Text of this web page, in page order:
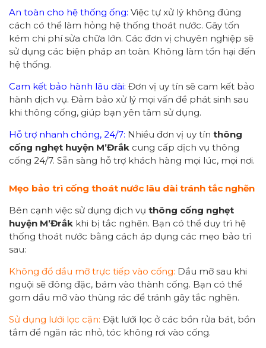
An toàn cho hệ thống ống: Việc tự xử lý không đúng
cách có thể làm hỏng hệ thống thoát nước. Gây tốn
kém chi phí sửa chữa lớn. Các đơn vị chuyên nghiệp sẽ
sử dụng các biện pháp an toàn. Không làm tổn hại đến
hệ thống.
Cam kết bảo hành lâu dài: Đơn vị uy tín sẽ cam kết bảo
hành dịch vụ. Đảm bảo xử lý mọi vấn đề phát sinh sau
khi thông cống, giúp bạn yên tâm sử dụng.
Hỗ trợ nhanh chóng, 24/7: Nhiều đơn vị uy tín thông
cống nghẹt huyện M’Đrắk cung cấp dịch vụ thông
cống 24/7. Sẵn sàng hỗ trợ khách hàng mọi lúc, mọi nơi.
Mẹo bảo trì cống thoát nước lâu dài tránh tắc nghẽn
Bên cạnh việc sử dụng dịch vụ thông cống nghẹt
huyện M’Đrắk khi bị tắc nghẽn. Bạn có thể duy trì hệ
thống thoát nước bằng cách áp dụng các mẹo bảo trì
sau:
Không đổ dầu mỡ trực tiếp vào cống: Dầu mỡ sau khi
nguội sẽ đông đặc, bám vào thành cống. Bạn có thể
gom dầu mỡ vào thùng rác để tránh gây tắc nghẽn.
Sử dụng lưới lọc cặn: Đặt lưới lọc ở các bồn rửa bát, bồn
tắm để ngăn rác nhỏ, tóc không rơi vào cống.